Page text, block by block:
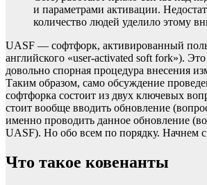
и параметрами активации.
количество людей уделило этому
UASF — софтфорк, активированный
английского «user-activated soft fork»).
довольно спорная процедура внесения
Таким образом, само обсуждение
софтфорка состоит из двух ключевых
стоит вообще вводить обновление
именно проводить данное обновление
UASF). Но обо всем по порядку. Начнем с
Что такое ковенанты